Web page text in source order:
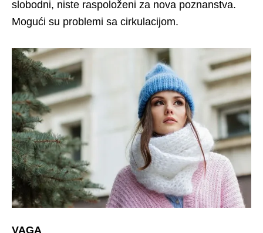
slobodni, niste raspoloženi za nova poznanstva.
Mogući su problemi sa cirkulacijom.
VAGA